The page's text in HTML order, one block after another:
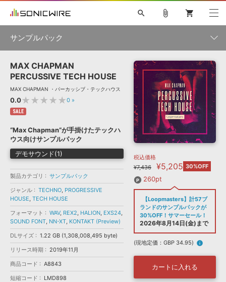
ソフト音源 »
プラグイン・エフェクト »
サンプルパック »
ソフトウェア／ツール »
DAW »
効果音 »
BGM »
キャンペーン »
特集 »
ニュースレター »
SONICWIREブログ »
製品サポート情報 »
DTMガイド »
FAQ »
お問い合わせ »
音楽カード
楽曲配信流通 サービス
無償のサウンド管理ソフト
次世代型 ボーカル・エディタ
search
初音ミク NT 鏡音リン・レン V4X 巡音ルカ V4X
MEIKO V3
KAITO V3
VOCALOID TOONTRACK
SPITFIRE AUDIO
VIENNA
EZ DRUMMER 3 SERUM
ライセンスフリーBGM
ボーカル抜き出し
DUBSTEP
MUTANT
ROUTER.FM
SONOCA
ソフト音源 プラグイン・エフェクト
ソフトウェア／ツール 効果音
attach_file shopping_cart
サンプルパック
製品一覧
ジャンル
フォーマット
ランキング
MAX CHAPMAN
PERCUSSIVE TECH HOUSE
MAX CHAPMAN ・パーカッシブ・テックハウス
0.0★★★★★0 »
SALE
“Max Chapman”が手掛けたテックハ
ウス向けサンプルパック
デモサウンド(1)
製品カテゴリ
サンプルパック
ジャンル
TECHNO, PROGRESSIVE
HOUSE, TECH HOUSE
フォーマット
WAV, REX2, HALION, EXS24,
SOUND FONT, NN-XT, KONTAKT (Preview)
DLサイズ
1.22 GB (1,308,008,495 byte)
リリース時期
2019年11月
商品コード
A8843
短縮コード
LMD898
税込価格
¥7,436
¥5,205 30%OFF
260pt
【Loopmasters】計57ブ
ランドのサンプルパックが
30%OFF！サマーセール！
2026年8月14日(金)まで
(現地定価：GBP 34.95) info
カートに入れる